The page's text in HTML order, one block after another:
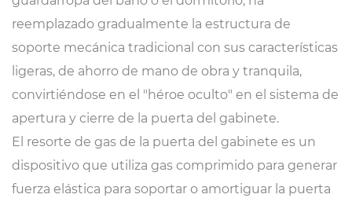
reemplazado gradualmente la estructura de
soporte mecánica tradicional con sus características
ligeras, de ahorro de mano de obra y tranquila,
convirtiéndose en el "héroe oculto" en el sistema de
apertura y cierre de la puerta del gabinete.
El resorte de gas de la puerta del gabinete es un
dispositivo que utiliza gas comprimido para generar
fuerza elástica para soportar o amortiguar la puerta